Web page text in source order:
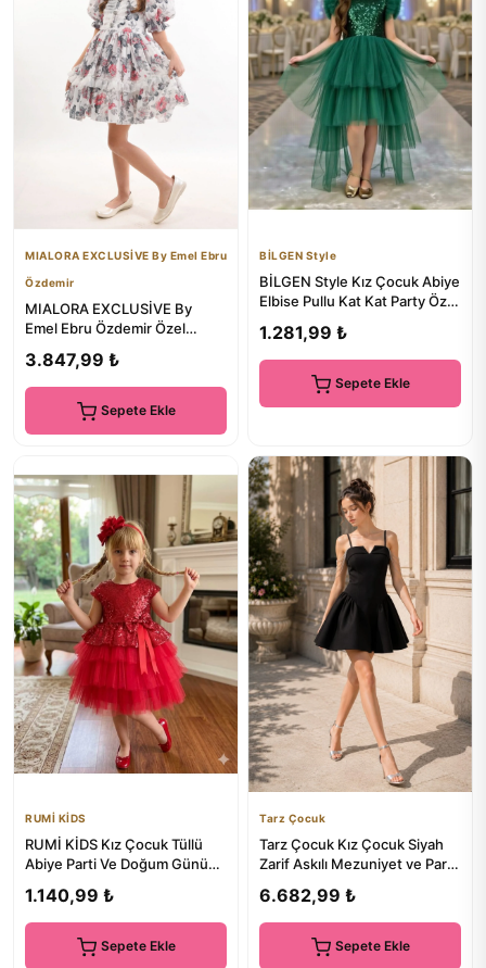
MIALORA EXCLUSİVE By Emel Ebru
Özdemir
MIALORA EXCLUSİVE By
Emel Ebru Özdemir Özel
Elbise...
3.847,99 ₺
Sepete Ekle
BİLGEN Style
BİLGEN Style Kız Çocuk Abiye
Elbise Pullu Kat Kat Party Özel
1.281,99 ₺
Sepete Ekle
RUMİ KİDS
RUMİ KİDS Kız Çocuk Tüllü
Abiye Parti Ve Doğum Günü
1.140,99 ₺
Sepete Ekle
Tarz Çocuk
Tarz Çocuk Kız Çocuk Siyah
Zarif Askılı Mezuniyet ve Parti
6.682,99 ₺
Sepete Ekle